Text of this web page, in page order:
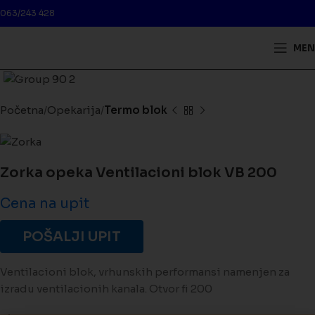
063/243 428
Početna Opekarija Termo blok
Zorka opeka Ventilacioni blok VB 200
Cena na upit
POŠALJI UPIT
Ventilacioni blok, vrhunskih performansi namenjen za
izradu ventilacionih kanala. Otvor fi 200